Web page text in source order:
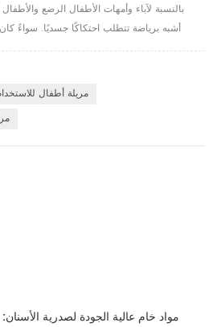
بالنسبة لآباء وأمهات الأطفال الرضع
أشبه برياضة تتطلب احتكاكًا جسديًا. سواءً
عصيرًا، فإن الحفاظ على نظافة طفلكِ الصغير
بسيطة وفعالة ومتعددة الاستخدامات بشكل
اليومي لأي والد. أحد أكثر الابتكارات
مريلة أطفال
مواد خام عالية الجودة لصدرية